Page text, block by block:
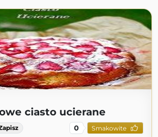
ciasto ucierane
0 Smakowite